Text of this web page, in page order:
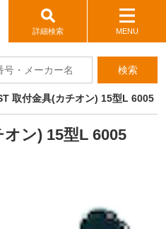
詳細検索 MENU
検索
取付金具(カチオン) 15型L 6005
ン) 15型L 6005